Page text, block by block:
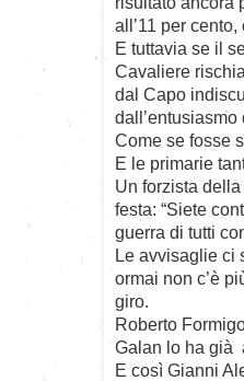
all’11 per
E tuttavia se il
Cavaliere
dal Capo
Come se fosse
E le primarie
Un forzista
festa: “Siete
guerra di tutti
Le avvisaglie ci
ormai non c’è
giro.
Roberto
Galan lo ha già
E così Gianni